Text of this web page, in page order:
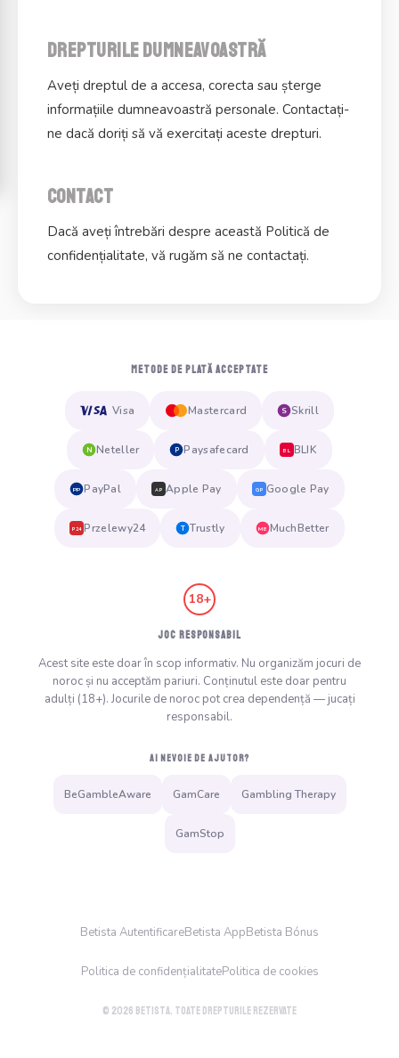
Drepturile dumneavoastră
Aveți dreptul de a accesa, corecta sau șterge
informațiile dumneavoastră personale. Contactați-
ne dacă doriți să vă exercitați aceste drepturi.
Contact
Dacă aveți întrebări despre această Politică de
confidențialitate, vă rugăm să ne contactați.
METODE DE PLATĂ ACCEPTATE
Visa Mastercard S Skrill
N Neteller P Paysafecard BL BLIK
PP PayPal AP Apple Pay GP Google Pay
P24 Przelewy24 T Trustly MB MuchBetter
18+
JOC RESPONSABIL
Acest site este doar în scop informativ. Nu organizăm jocuri de
noroc și nu acceptăm pariuri. Conținutul este doar pentru
adulți (18+). Jocurile de noroc pot crea dependență — jucați
responsabil.
AI NEVOIE DE AJUTOR?
BeGambleAware GamCare Gambling Therapy
GamStop
Betista AutentificareBetista AppBetista Bónus
Politica de confidențialitatePolitica de cookies
© 2026 Betista. Toate drepturile rezervate